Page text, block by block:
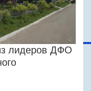
лидеров ДФО